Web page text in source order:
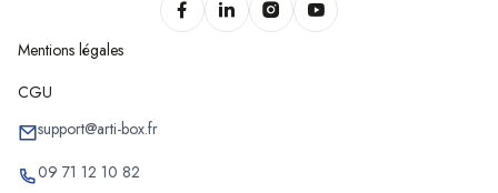
Mentions légales
CGU
support@arti-box.fr
09 71 12 10 82